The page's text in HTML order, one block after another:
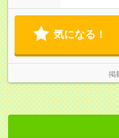
気になる！
掲